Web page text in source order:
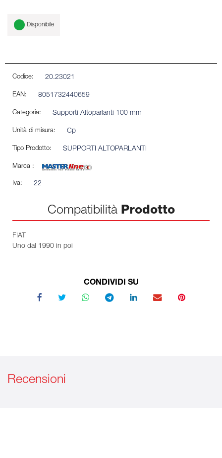
Disponibile
Codice: 20.23021
EAN: 8051732440659
Categoria: Supporti Altoparlanti 100 mm
Unità di misura: Cp
Tipo Prodotto: SUPPORTI ALTOPARLANTI
Marca :
Iva: 22
Compatibilità Prodotto
FIAT
Uno dal 1990 in poi
CONDIVIDI SU
Recensioni